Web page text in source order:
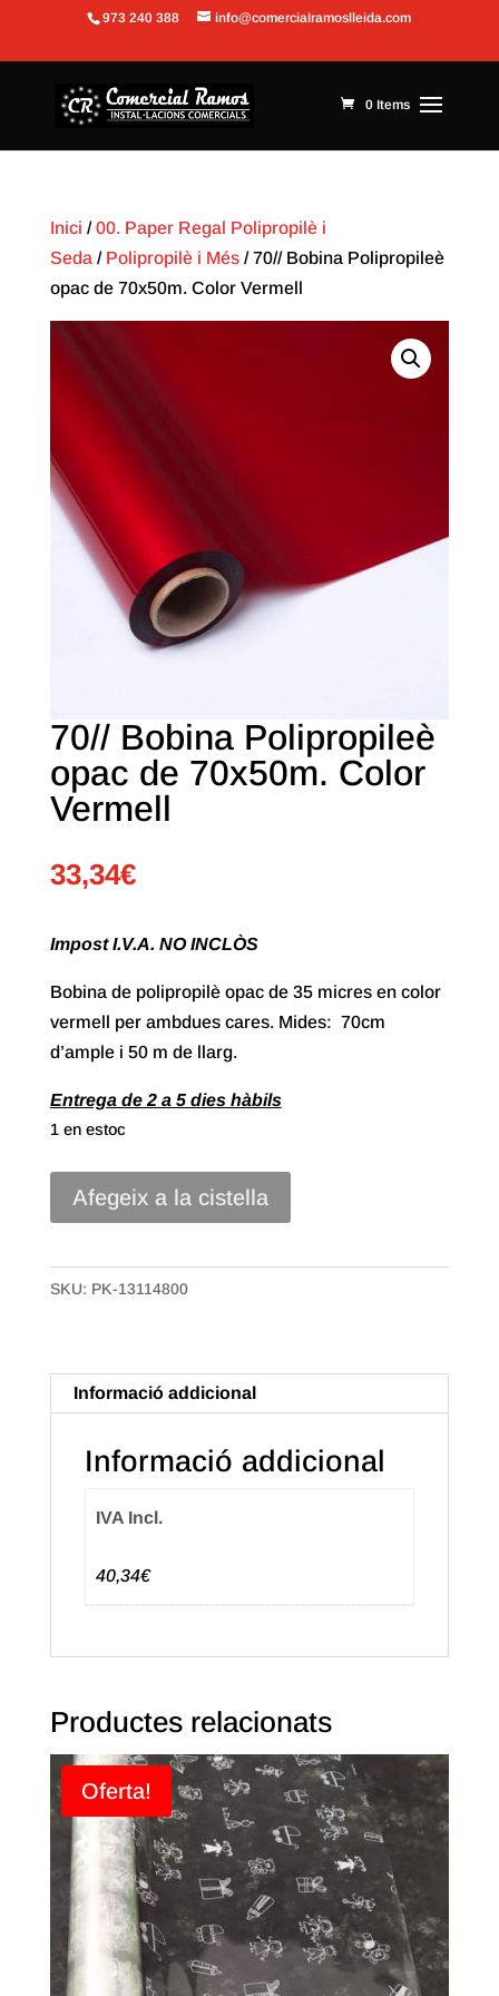
Obre la barra d'eines
973 240 388 info@comercialramoslleida.com
0 Items
Inici /00. Paper Regal Polipropilè i
Seda / Polipropilè i Més/ 70// Bobina Polipropileè
opac de 70x50m. Color Vermell
70// Bobina Polipropileè
opac de 70x50m. Color
Vermell
33,34€
Impost I.V.A. NO INCLÒS
Bobina de polipropilè opac de 35 micres en color
vermell per ambdues cares. Mides: 70cm
d’ample i 50 m de llarg.
Entrega de 2 a 5 dies hàbils
1 en estoc
quantitat
70x50m.
Vermell
Afegeix a la cistella
SKU: PK-13114800
Informació addicional
Informació addicional
IVA Incl.
40,34€
Productes relacionats
Oferta!